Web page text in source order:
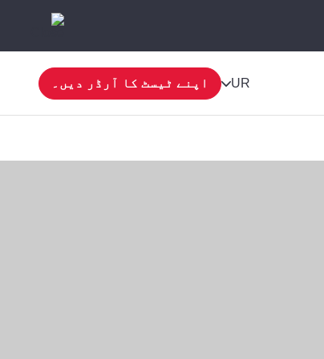
UR اپنے ٹیسٹ کا آرڈر دیں۔